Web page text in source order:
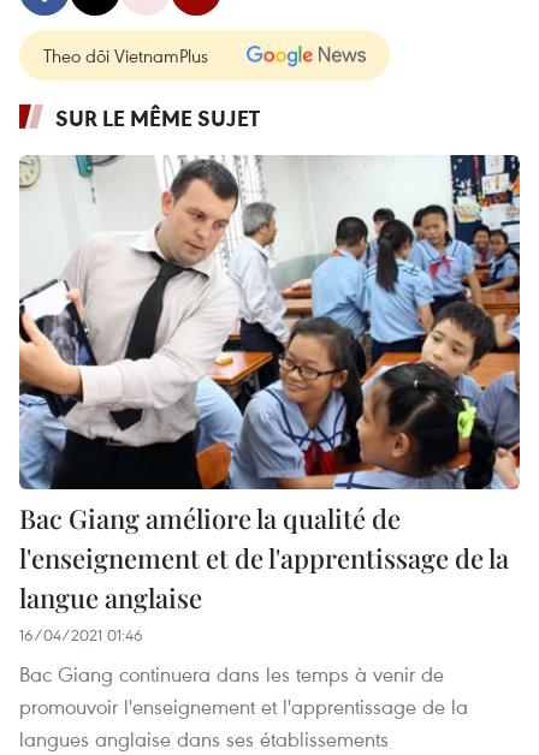
Theo dõi VietnamPlus
SUR LE MÊME SUJET
Bac Giang améliore la qualité de
l'enseignement et de l'apprentissage de la
langue anglaise
16/04/2021 01:46
Bac Giang continuera dans les temps à venir de
promouvoir l'enseignement et l'apprentissage de la
langues anglaise dans ses établissements